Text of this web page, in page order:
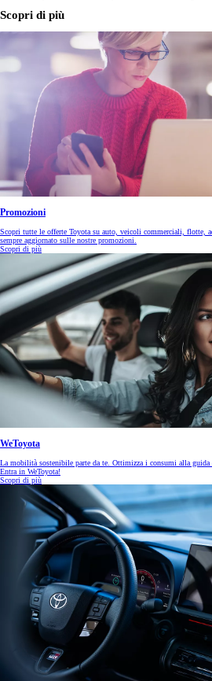
Scopri di più
Promozioni
Scopri tutte le offerte Toyota su auto, veicoli commerciali, flotte,
sempre aggiornato sulle nostre promozioni.
Scopri di più
WeToyota
La mobilità sostenibile parte da te. Ottimizza i consumi alla guida
Entra in WeToyota!
Scopri di più